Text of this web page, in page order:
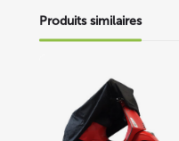
Produits similaires